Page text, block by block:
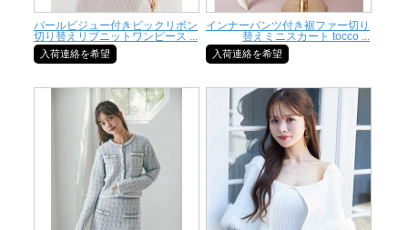
パールビジュー付きビックリボン
切り替えリブニットワンピース ...
入荷連絡を希望
インナーパンツ付き裾ファー切り
替えミニスカート tocco ...
入荷連絡を希望